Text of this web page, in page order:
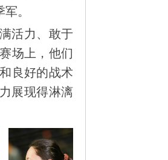
。
活力、敢于
场上，他们
良好的战术
展现得淋漓